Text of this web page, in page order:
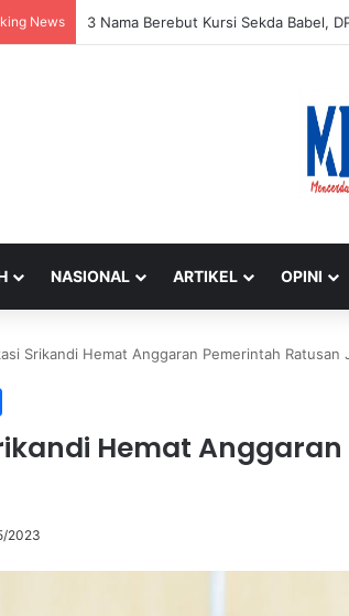
News 3 Nama Berebut Kursi Sekda Babel,
NASIONAL ARTIKEL OPINI
Srikandi Hemat Anggaran Pemerintah Ratusan
Hemat
2023